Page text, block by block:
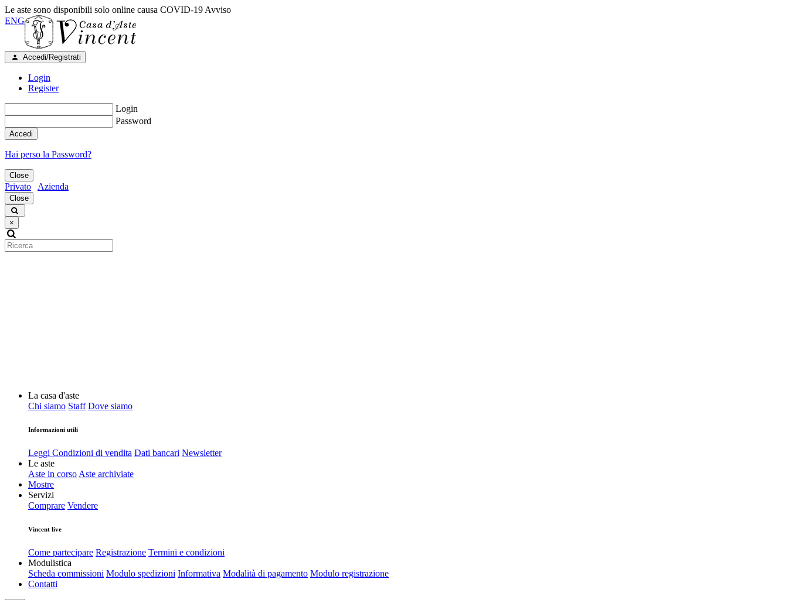
Le aste sono disponibili solo online causa COVID-19 Avviso
ENG
Accedi/Registrati
Login
Register
Login
Password
Accedi
Hai perso la Password?
Close
Privato Azienda
Close
×
La casa d'aste
Chi siamo Staff Dove siamo
Informazioni utili
Leggi Condizioni di vendita Dati bancari Newsletter
Le aste
Aste in corso Aste archiviate
Mostre
Servizi
Comprare Vendere
Vincent live
Come partecipare Registrazione Termini e condizioni
Modulistica
Scheda commissioni Modulo spedizioni Informativa Modalità di pagamento Modulo registrazione
Contatti